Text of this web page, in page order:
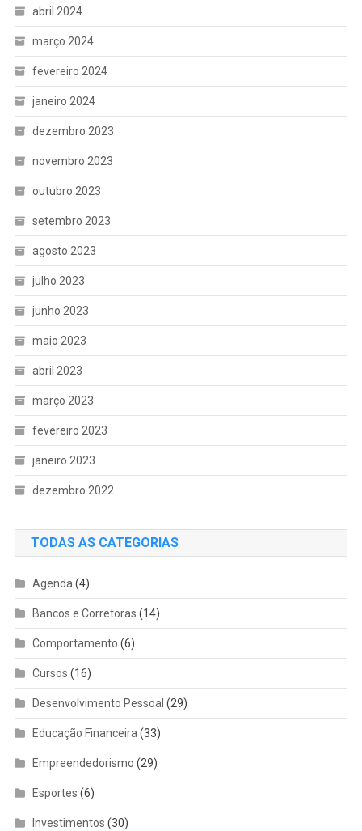
abril 2024
março 2024
fevereiro 2024
janeiro 2024
dezembro 2023
novembro 2023
outubro 2023
setembro 2023
agosto 2023
julho 2023
junho 2023
maio 2023
abril 2023
março 2023
fevereiro 2023
janeiro 2023
dezembro 2022
TODAS AS CATEGORIAS
Agenda(4)
Bancos e Corretoras (14)
Comportamento (6)
Cursos (16)
Desenvolvimento Pessoal (29)
Educação Financeira(33)
Empreendedorismo (29)
Esportes (6)
Investimentos (30)